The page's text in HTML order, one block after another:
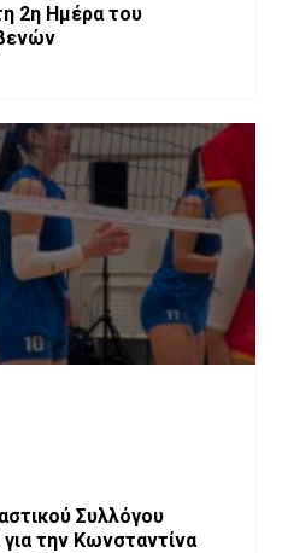
2η Ημέρα του
Συλλόγου
την Κωνσταντίνα